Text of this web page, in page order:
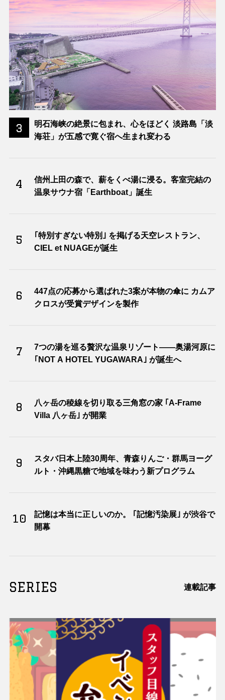
3
明石海峡の絶景に包まれ、心をほどく 淡路島「淡
海荘」が五感で寛ぐ宿へ生まれ変わる
4
信州上田の森で、薪をくべ湯に浸る。客室完結の
温泉サウナ宿「Earthboat」誕生
5
｢特別すぎない特別｣ を掲げる天空レストラン、
CIEL et NUAGEが誕生
6
447点の応募から選ばれた3案が本物の傘に カムア
クロスが受賞デザインを製作
7
7つの湯を巡る贅沢な温泉リゾート――奥湯河原に
｢NOT A HOTEL YUGAWARA｣ が誕生へ
8
八ヶ岳の稜線を切り取る三角窓の家 ｢A-Frame
Villa 八ヶ岳｣ が開業
9
スタバ日本上陸30周年、青森りんご・群馬ヨーグ
ルト・沖縄黒糖で地域を味わう新プログラム
10
記憶は本当に正しいのか。 ｢記憶汚染展｣ が渋谷で
開幕
SERIES 連載記事